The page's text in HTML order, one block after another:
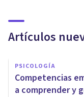
Artículos
PSICOLOGÍA
Competencias
a comprender y